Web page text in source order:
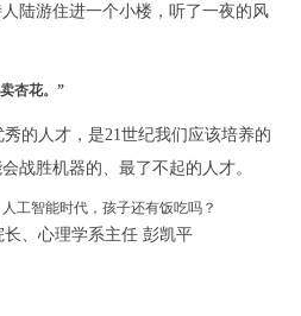
陆游住进一个小楼，听了一夜的风
杏花。”
的人才，是21世纪我们应该培养的
战胜机器的、最了不起的人才。
、心理学系主任 彭凯平